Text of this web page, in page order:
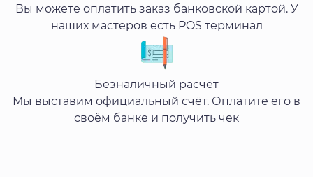
Вы можете оплатить заказ банковской картой. У
наших мастеров есть POS терминал
Безналичный расчёт
Мы выставим официальный счёт. Оплатите его в
своём банке и получить чек